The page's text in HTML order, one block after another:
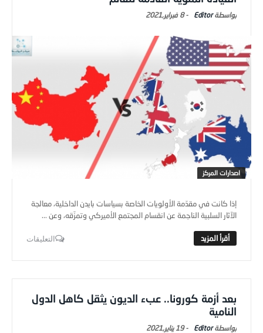
Editor
-8 فبراير,2021
اصدارات المركز
إذا كانت في مقدّمة الأولويات الخاصة بسياسات بايدن الداخلية، معالجة
الآثار السلبية الناجمة عن انقسام المجتمع الأميركي وتمزّقه، وعن ...
التعليقات
بعد أزمة كورونا.. عبء الديون يثقل كاهل الدول
النامية
Editor
-19 يناير,2021